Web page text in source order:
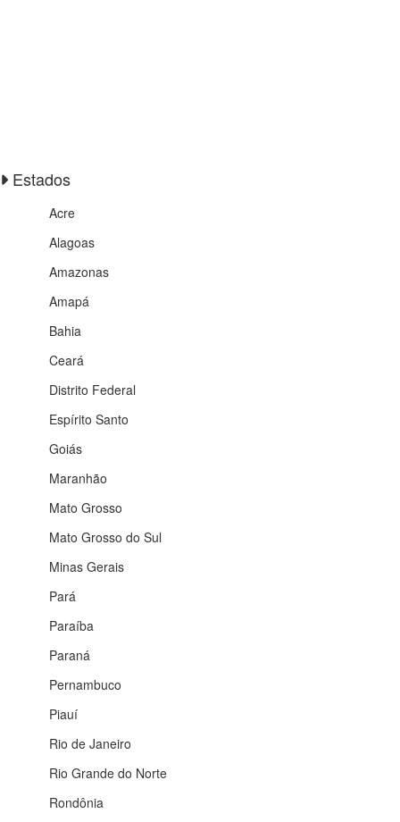
Estados
Acre
Alagoas
Amazonas
Amapá
Bahia
Ceará
Distrito Federal
Espírito Santo
Goiás
Maranhão
Mato Grosso
Mato Grosso do Sul
Minas Gerais
Pará
Paraíba
Paraná
Pernambuco
Piauí
Rio de Janeiro
Rio Grande do Norte
Rondônia